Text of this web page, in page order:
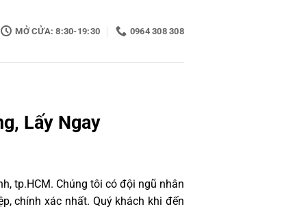
MỞ CỬA: 8:30-19:30 0964 308 308
Lấy Ngay
tp.HCM. Chúng tôi có đội ngũ nhân
chính xác nhất. Quý khách khi đến